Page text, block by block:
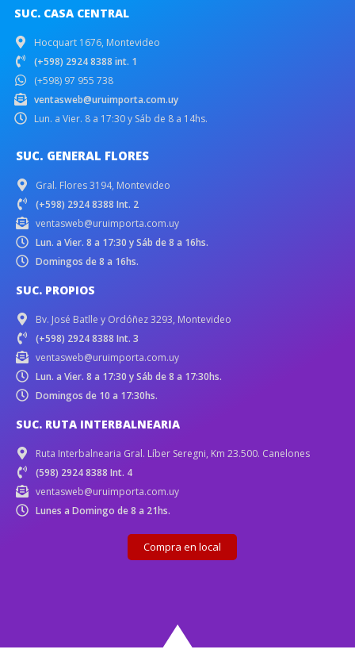
SUC. CASA CENTRAL
Hocquart 1676, Montevideo
(+598) 2924 8388 int. 1
(+598) 97 955 738
ventasweb@uruimporta.com.uy
Lun. a Vier. 8 a 17:30 y Sáb de 8 a 14hs.
SUC. GENERAL FLORES
Gral. Flores 3194, Montevideo
(+598) 2924 8388 Int. 2
ventasweb@uruimporta.com.uy
Lun. a Vier. 8 a 17:30 y Sáb de 8 a 16hs.
Domingos de 8 a 16hs.
SUC. PROPIOS
Bv. José Batlle y Ordóñez 3293, Montevideo
(+598) 2924 8388 Int. 3
ventasweb@uruimporta.com.uy
Lun. a Vier. 8 a 17:30 y Sáb de 8 a 17:30hs.
Domingos de 10 a 17:30hs.
SUC. RUTA INTERBALNEARIA
Ruta Interbalnearia Gral. Líber Seregni, Km 23.500. Canelones
(598) 2924 8388 Int. 4
ventasweb@uruimporta.com.uy
Lunes a Domingo de 8 a 21hs.
Compra en local